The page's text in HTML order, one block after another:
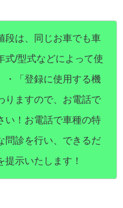
段は、同じお車でも車
式/型式などによって使
・「登録に使用する機
りますので、お電話で
い！お電話で車種の特
問診を行い、できるだ
提示いたします！